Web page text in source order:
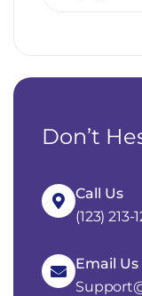
Don’t
Call Us
(123) 213-
Email Us